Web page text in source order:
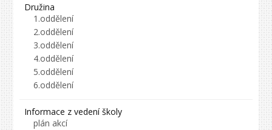
Družina
1.oddělení
2.oddělení
3.oddělení
4.oddělení
5.oddělení
6.oddělení
Informace z vedení školy
plán akcí